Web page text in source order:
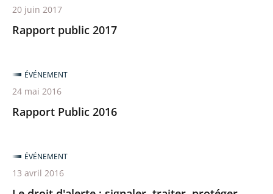
Rapport public 2017
20 juin 2017
Rapport Public 2016
ÉVÉNEMENT
24 mai 2016
ÉVÉNEMENT
13 avril 2016